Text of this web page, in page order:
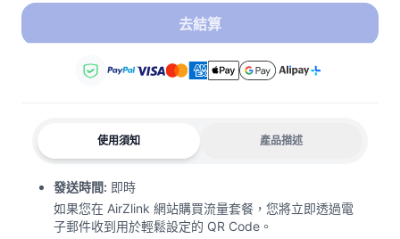
去結算
使用須知 產品描述
發送時間: 即時
如果您在 AirZlink 網站購買流量套餐，您將立即透過電
子郵件收到用於輕鬆設定的 QR Code。